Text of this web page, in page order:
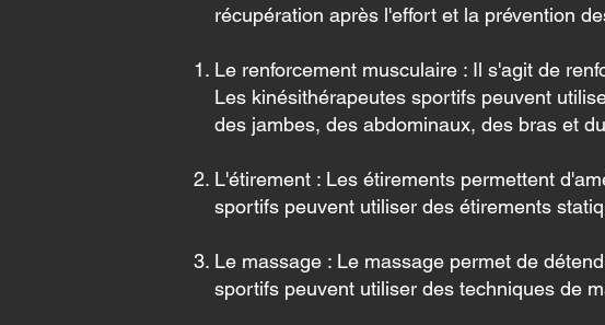
récupération après l'effort et la prévention
Le renforcement musculaire : Il s'agit de
Les kinésithérapeutes sportifs peuvent
des jambes, des abdominaux, des bras et
L'étirement : Les étirements permettent
sportifs peuvent utiliser des étirements
Le massage : Le massage permet de
sportifs peuvent utiliser des techniques de